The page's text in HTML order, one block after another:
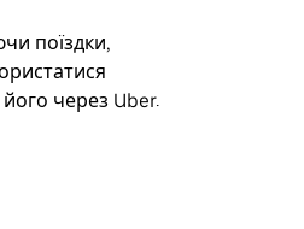
поїздки,
через Uber.